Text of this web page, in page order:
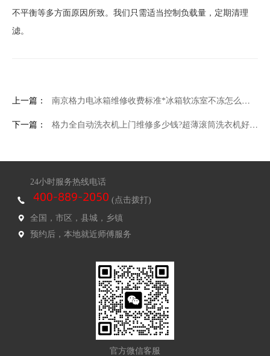
不平衡等多方面原因所致。我们只需适当控制负载量，定期清理
滤。
上一篇： 南京格力电冰箱维修收费标准*冰箱软冻室不冻怎么办-冰箱软冻室不冻解决方法
下一篇： 格力全自动洗衣机上门维修多少钱?超薄滚筒洗衣机好吗 超薄滚筒洗衣机尺寸
24小时服务热线电话
(点击拨打)
全国，市区，县城，乡镇
预约后，本地就近师傅服务
官方微信客服